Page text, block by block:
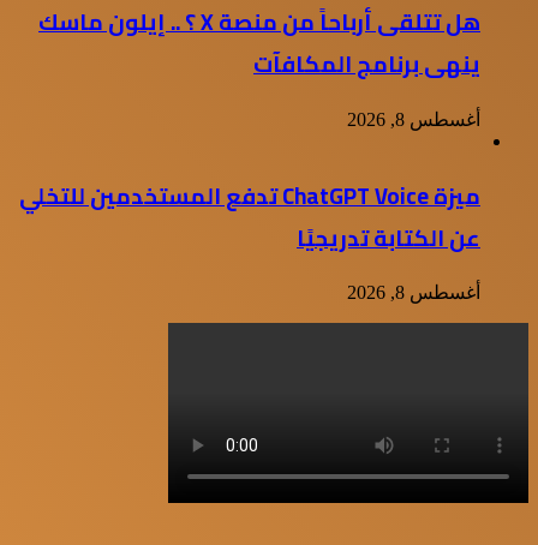
هل تتلقى أرباحاً من منصة X ؟ .. إيلون ماسك
ينهى برنامج المكافآت
أغسطس 8, 2026
ميزة ChatGPT Voice تدفع المستخدمين للتخلي
عن الكتابة تدريجيًا
أغسطس 8, 2026